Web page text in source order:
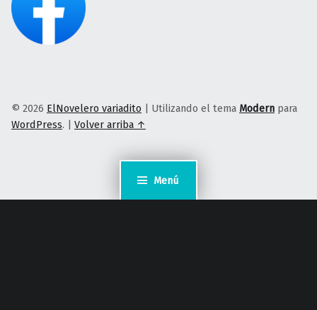
Menú
© 2026 ElNovelero variadito | Utilizando el tema Modern para
WordPress. | Volver arriba ↑